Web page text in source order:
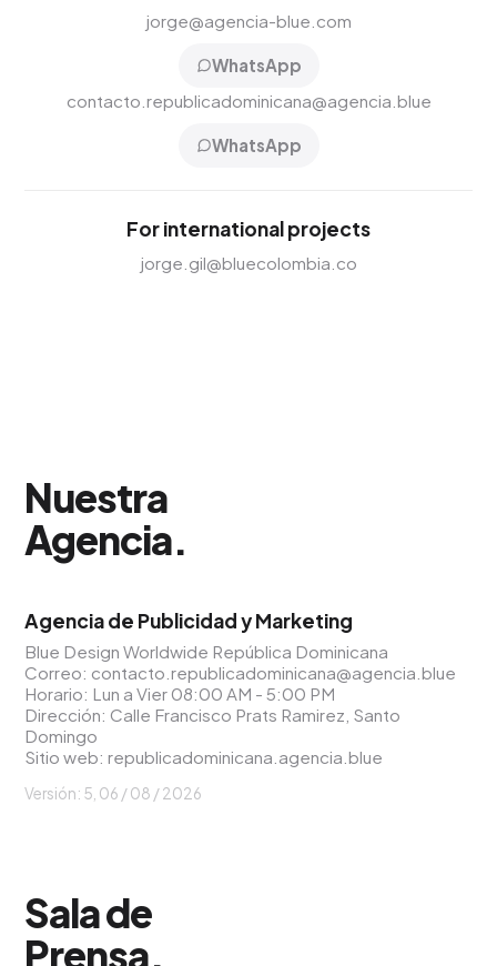
jorge@agencia-blue.com
WhatsApp
contacto.republicadominicana@agencia.blue
WhatsApp
For international projects
jorge.gil@bluecolombia.co
Nuestra
Agencia.
Agencia de Publicidad y Marketing
Blue Design Worldwide República Dominicana
Correo: contacto.republicadominicana@agencia.blue
Horario: Lun a Vier 08:00 AM - 5:00 PM
Dirección: Calle Francisco Prats Ramirez, Santo
Domingo
Sitio web:republicadominicana.agencia.blue
Versión: 5, 06 / 08 / 2026
Sala de
Prensa.